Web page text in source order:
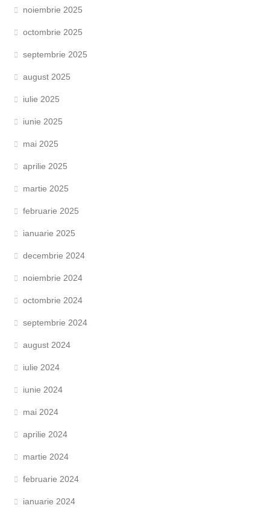
noiembrie 2025
octombrie 2025
septembrie 2025
august 2025
iulie 2025
iunie 2025
mai 2025
aprilie 2025
martie 2025
februarie 2025
ianuarie 2025
decembrie 2024
noiembrie 2024
octombrie 2024
septembrie 2024
august 2024
iulie 2024
iunie 2024
mai 2024
aprilie 2024
martie 2024
februarie 2024
ianuarie 2024